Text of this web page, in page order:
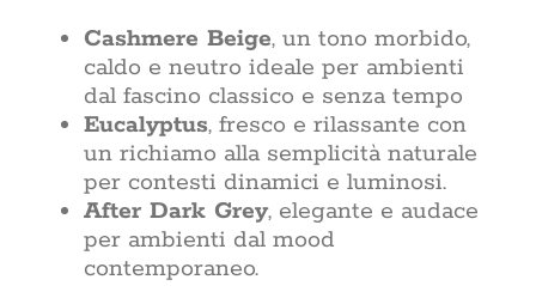
Cashmere Beige, un tono morbido,
caldo e neutro ideale per ambienti
dal fascino classico e senza tempo
Eucalyptus, fresco e rilassante con
un richiamo alla semplicità naturale
per contesti dinamici e luminosi.
After Dark Grey, elegante e audace
per ambienti dal mood
contemporaneo.